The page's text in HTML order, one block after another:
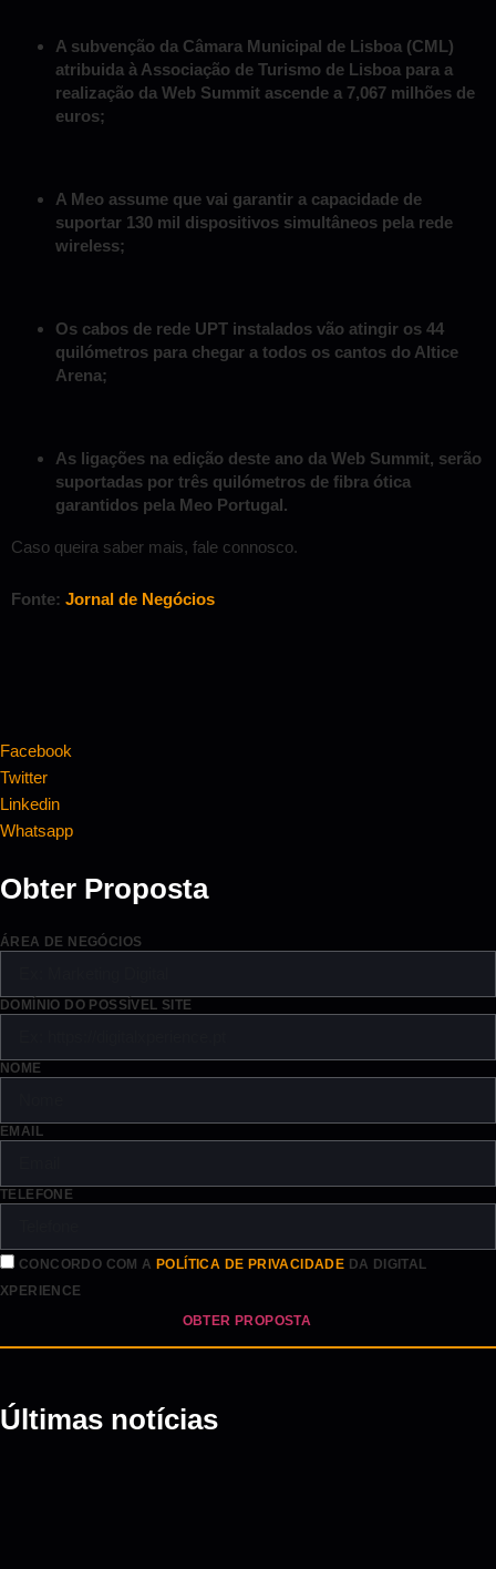
A subvenção da Câmara Municipal de Lisboa (CML)
atribuida à Associação de Turismo de Lisboa para a
realização da Web Summit ascende a 7,067 milhões de
euros;
A Meo assume que vai garantir a capacidade de
suportar 130 mil dispositivos simultâneos pela rede
wireless;
Os cabos de rede UPT instalados vão atingir os 44
quilómetros para chegar a todos os cantos do Altice
Arena;
As ligações na edição deste ano da Web Summit, serão
suportadas por três quilómetros de fibra ótica
garantidos pela Meo Portugal.
Caso queira saber mais, fale connosco.
Fonte: Jornal de Negócios
Facebook
Twitter
Linkedin
Whatsapp
Obter Proposta
ÁREA DE NEGÓCIOS
DOMÍNIO DO POSSÍVEL SITE
NOME
EMAIL
TELEFONE
CONCORDO COM A POLÍTICA DE PRIVACIDADE DA DIGITAL
XPERIENCE
OBTER PROPOSTA
Últimas notícias